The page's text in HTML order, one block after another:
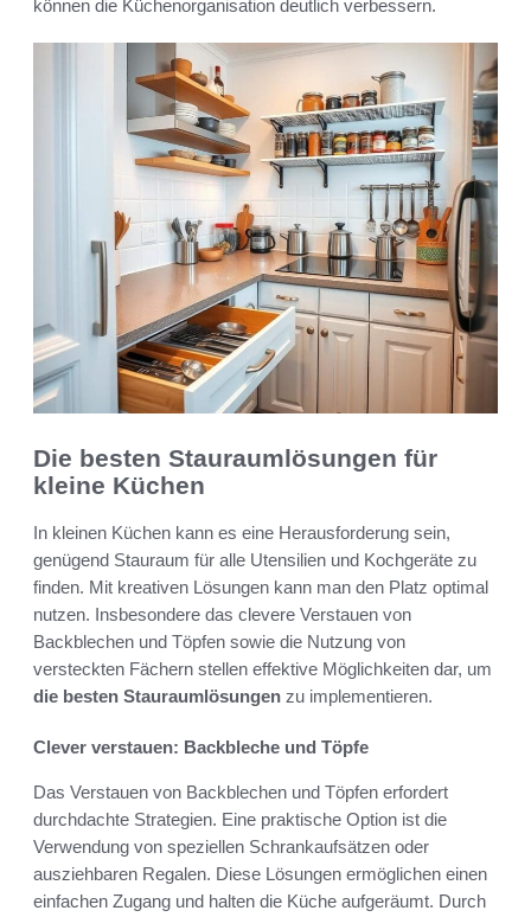
können die Küchenorganisation deutlich verbessern.
Die besten Stauraumlösungen für
kleine Küchen
In kleinen Küchen kann es eine Herausforderung sein,
genügend Stauraum für alle Utensilien und Kochgeräte zu
finden. Mit kreativen Lösungen kann man den Platz optimal
nutzen. Insbesondere das clevere Verstauen von
Backblechen und Töpfen sowie die Nutzung von
versteckten Fächern stellen effektive Möglichkeiten dar, um
die besten Stauraumlösungen zu implementieren.
Clever verstauen: Backbleche und Töpfe
Das Verstauen von Backblechen und Töpfen erfordert
durchdachte Strategien. Eine praktische Option ist die
Verwendung von speziellen Schrankaufsätzen oder
ausziehbaren Regalen. Diese Lösungen ermöglichen einen
einfachen Zugang und halten die Küche aufgeräumt. Durch